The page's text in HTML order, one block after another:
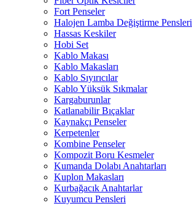
Fort Penseler
Halojen Lamba Değiştirme Pensleri
Hassas Keskiler
Hobi Set
Kablo Makası
Kablo Makasları
Kablo Sıyırıcılar
Kablo Yüksük Sıkmalar
Kargaburunlar
Katlanabilir Bıçaklar
Kaynakçı Penseler
Kerpetenler
Kombine Penseler
Kompozit Boru Kesmeler
Kumanda Dolabı Anahtarları
Kuplon Makasları
Kurbağacık Anahtarlar
Kuyumcu Pensleri